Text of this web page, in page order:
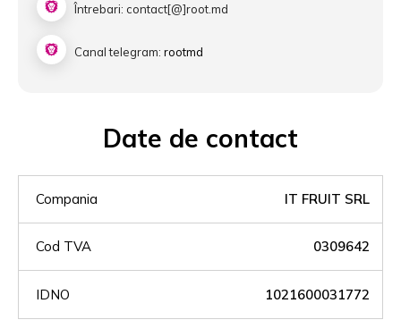
Întrebari: contact[@]root.md
Canal telegram: rootmd
Date de contact
Compania IT FRUIT SRL
Cod TVA 0309642
IDNO 1021600031772